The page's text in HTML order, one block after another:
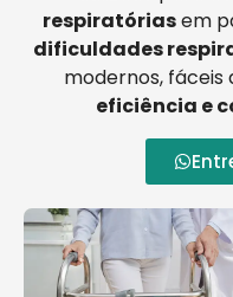
respiratóriasem
dificuldades
modernos,
eficiência e